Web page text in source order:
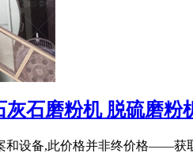
石磨粉机 脱硫磨粉
和设备,此价格并非终价格——